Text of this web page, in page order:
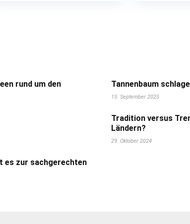
rund um den Tannenbaum
15. September 2025
Tradition versus
Ländern?
29. Oktober 2024
es zur sachgerechten